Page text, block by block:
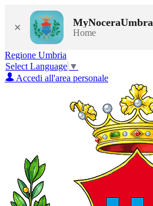
× MyNoceraUmbra
Home
Regione Umbria
Select Language ▼
Accedi all'area personale